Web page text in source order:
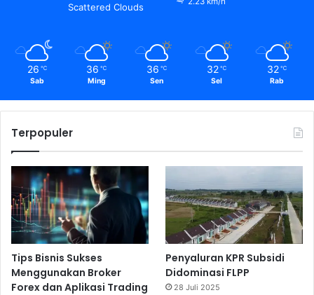
Scattered Clouds
26 ℃
Sab
36 ℃
Ming
36 ℃
Sen
32 ℃
Sel
32 ℃
Rab
Terpopuler
Tips Bisnis Sukses
Menggunakan Broker
Forex dan Aplikasi Trading
Penyaluran KPR Subsidi
Didominasi FLPP
28 Juli 2025